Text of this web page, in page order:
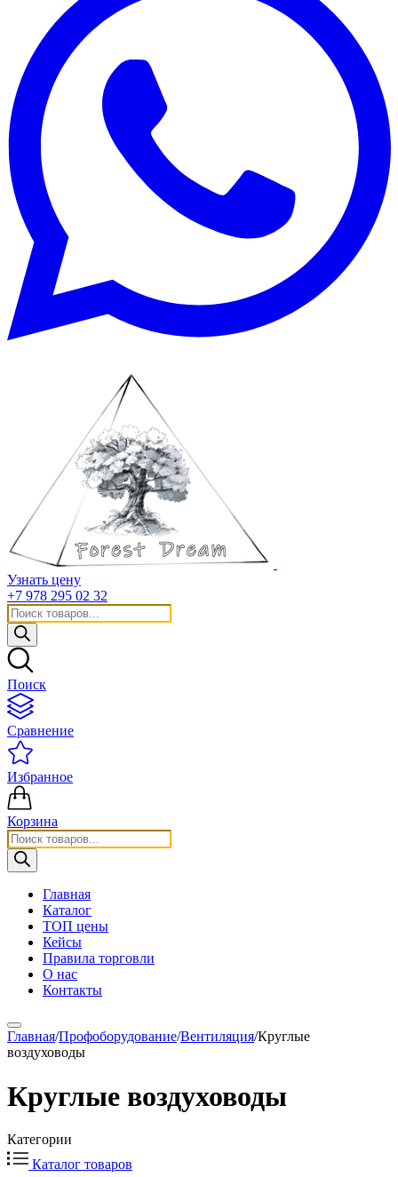
Узнать цену
+7 978 295 02 32
Поиск
товаров
Поиск
Сравнение
Избранное
Корзина
Поиск
товаров
Главная
Каталог
ТОП цены
Кейсы
Правила торговли
О нас
Контакты
Главная/Профоборудование/Вентиляция/Круглые
воздуховоды
Круглые воздуховоды
Категории
Каталог товаров